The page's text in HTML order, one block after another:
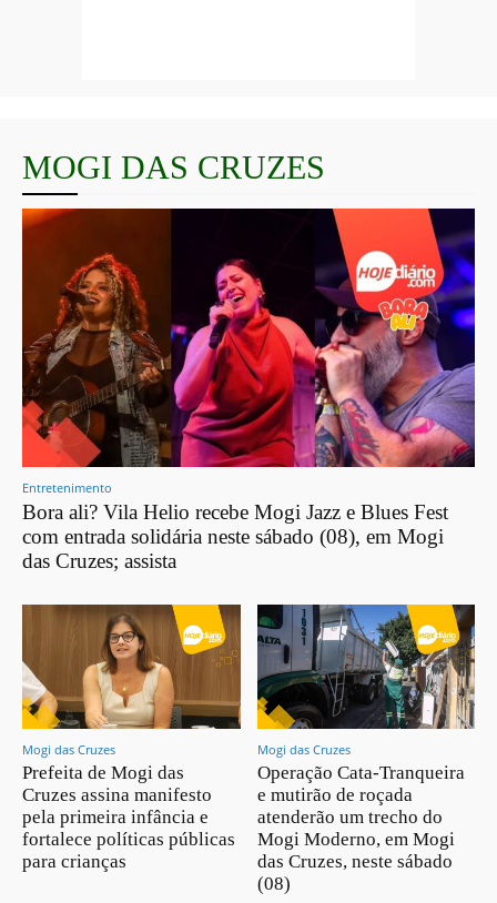
MOGI DAS CRUZES
Entretenimento
Bora ali? Vila Helio recebe Mogi Jazz e Blues Fest
com entrada solidária neste sábado (08), em Mogi
das Cruzes; assista
Mogi das Cruzes
Prefeita de Mogi das
Cruzes assina manifesto
pela primeira infância e
fortalece políticas públicas
para crianças
Mogi das Cruzes
Operação Cata-Tranqueira
e mutirão de roçada
atenderão um trecho do
Mogi Moderno, em Mogi
das Cruzes, neste sábado
(08)